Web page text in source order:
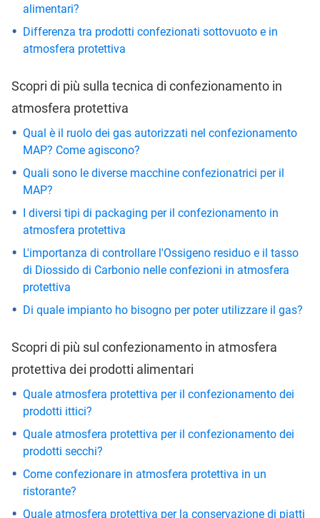
alimentari?
Differenza tra prodotti confezionati sottovuoto e in
atmosfera protettiva
Scopri di più sulla tecnica di confezionamento in
atmosfera protettiva
Qual è il ruolo dei gas autorizzati nel confezionamento
MAP? Come agiscono?
Quali sono le diverse macchine confezionatrici per il
MAP?
I diversi tipi di packaging per il confezionamento in
atmosfera protettiva
L'importanza di controllare l'Ossigeno residuo e il tasso
di Diossido di Carbonio nelle confezioni in atmosfera
protettiva
Di quale impianto ho bisogno per poter utilizzare il gas?
Scopri di più sul confezionamento in atmosfera
protettiva dei prodotti alimentari
Quale atmosfera protettiva per il confezionamento dei
prodotti ittici?
Quale atmosfera protettiva per il confezionamento dei
prodotti secchi?
Come confezionare in atmosfera protettiva in un
ristorante?
Quale atmosfera protettiva per la conservazione di piatti